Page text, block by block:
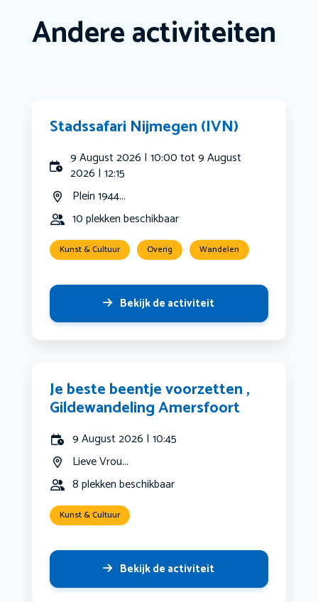
Andere activiteiten
Stadssafari Nijmegen (IVN)
9 August 2026 | 10:00 tot 9 August
2026 | 12:15
Plein 1944...
10 plekken beschikbaar
Kunst & Cultuur Overig Wandelen
Bekijk de activiteit
Je beste beentje voorzetten ,
Gildewandeling Amersfoort
9 August 2026 | 10:45
Lieve Vrou...
8 plekken beschikbaar
Kunst & Cultuur
Bekijk de activiteit